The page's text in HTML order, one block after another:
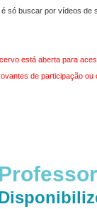
só buscar por vídeos de
está aberta para
de participação
Professor